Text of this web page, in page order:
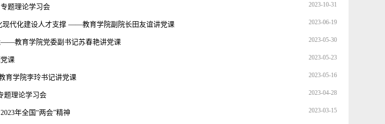
题理论学习会 2023-10-31
现代化建设人才支撑 ——教育学院副院长田友谊讲党课 2023-06-19
——教育学院党委副书记苏春艳讲党课 2023-05-30
课 2023-05-23
育学院李玲书记讲党课 2023-05-16
题理论学习会 2023-04-28
年全国“两会”精神 2023-03-15